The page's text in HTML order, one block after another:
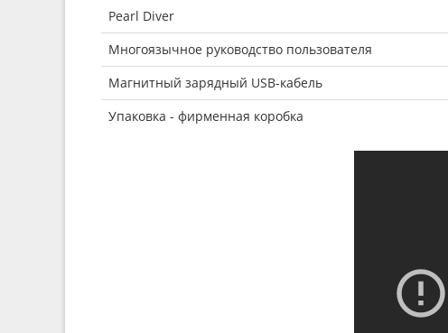
Pearl Diver
Многоязычное руководство пользователя
Магнитный зарядный USB-кабель
Упаковка - фирменная коробка